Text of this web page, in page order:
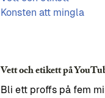
Konsten att mingla
Vett och etikett på
Bli ett proffs på fem